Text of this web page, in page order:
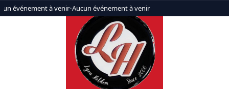
événement à venir•Aucun événement à venir
Aller
au